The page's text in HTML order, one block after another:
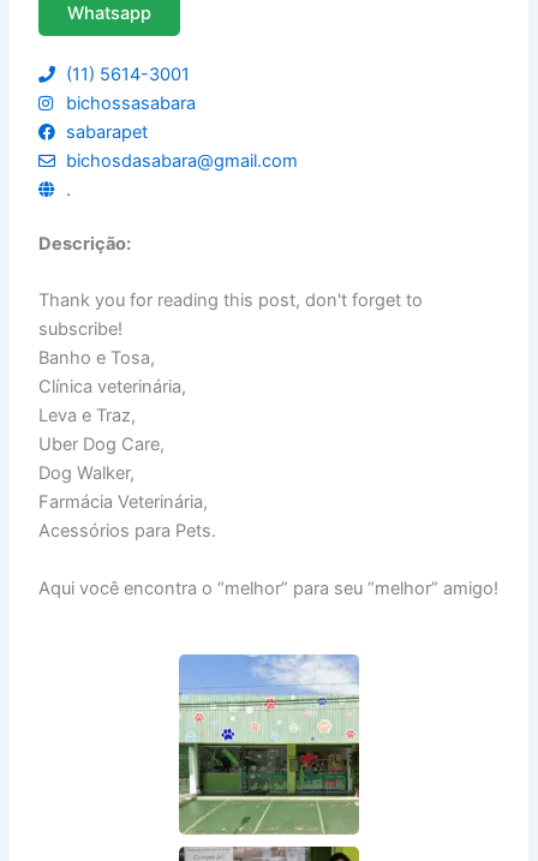
Whatsapp
(11) 5614-3001
bichossasabara
sabarapet
bichosdasabara@gmail.com
.
Descrição:
Thank you for reading this post, don't forget to
subscribe!
Banho e Tosa,
Clínica veterinária,
Leva e Traz,
Uber Dog Care,
Dog Walker,
Farmácia Veterinária,
Acessórios para Pets.
Aqui você encontra o “melhor” para seu “melhor” amigo!